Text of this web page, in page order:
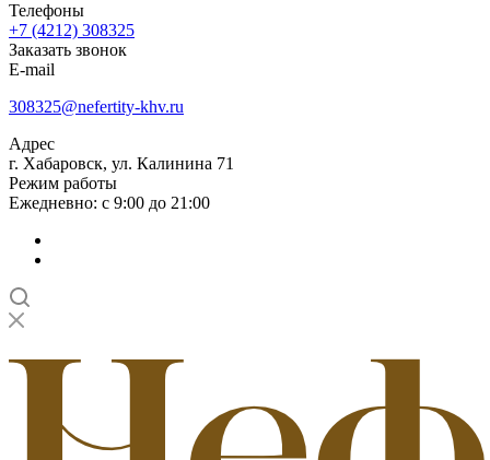
Телефоны
+7 (4212) 308325
Заказать звонок
E-mail
308325@nefertity-khv.ru
Адрес
г. Хабаровск, ул. Калинина 71
Режим работы
Ежедневно: с 9:00 до 21:00